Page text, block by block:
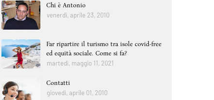
Chi è Antonio
venerdì, aprile 23, 2010
Far ripartire il turismo tra isole covid-free
ed equità sociale. Come si fa?
martedì, maggio 11, 2021
Contatti
giovedì, aprile 01, 2010